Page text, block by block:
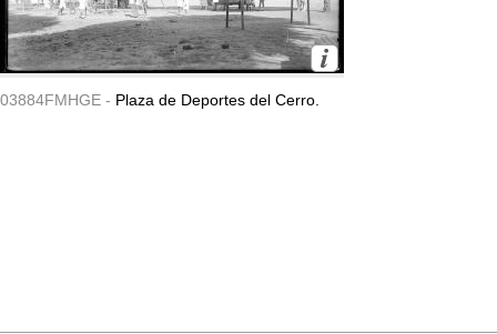
03884FMHGE - Plaza de Deportes del Cerro.